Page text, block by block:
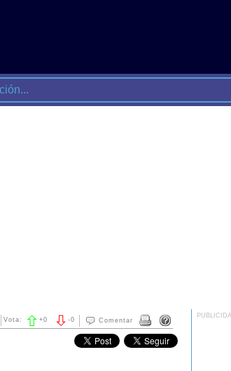
Comentar
-0
Vota: +0